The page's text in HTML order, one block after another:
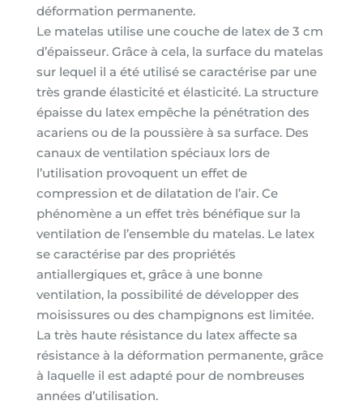
déformation permanente.
Le matelas utilise une couche de latex de 3 cm
d’épaisseur. Grâce à cela, la surface du matelas
sur lequel il a été utilisé se caractérise par une
très grande élasticité et élasticité. La structure
épaisse du latex empêche la pénétration des
acariens ou de la poussière à sa surface. Des
canaux de ventilation spéciaux lors de
l’utilisation provoquent un effet de
compression et de dilatation de l’air. Ce
phénomène a un effet très bénéfique sur la
ventilation de l’ensemble du matelas. Le latex
se caractérise par des propriétés
antiallergiques et, grâce à une bonne
ventilation, la possibilité de développer des
moisissures ou des champignons est limitée.
La très haute résistance du latex affecte sa
résistance à la déformation permanente, grâce
à laquelle il est adapté pour de nombreuses
années d’utilisation.